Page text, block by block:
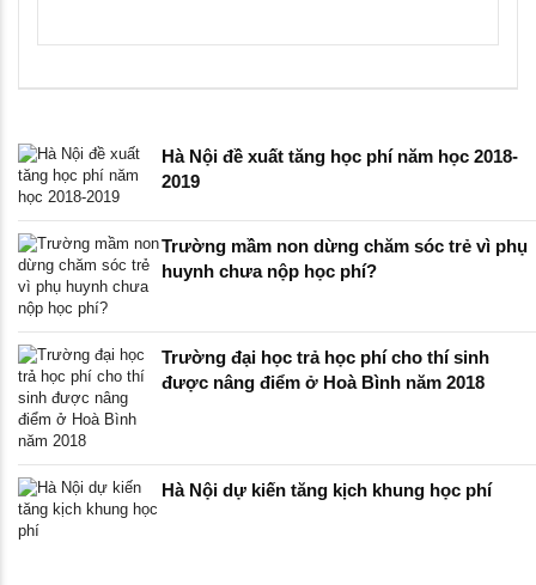
Hà Nội đề xuất tăng học phí năm học 2018-
2019
Trường mầm non dừng chăm sóc trẻ vì phụ
huynh chưa nộp học phí?
Trường đại học trả học phí cho thí sinh
được nâng điểm ở Hoà Bình năm 2018
Hà Nội dự kiến tăng kịch khung học phí